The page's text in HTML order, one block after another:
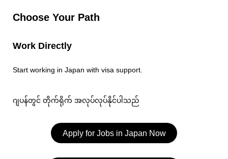
Choose Your Path
Work Directly
Start working in Japan with visa support.
ဂျပန်တွင် တိုက်ရိုက် အလုပ်လုပ်နိုင်ပါသည်
Apply for Jobs in Japan Now